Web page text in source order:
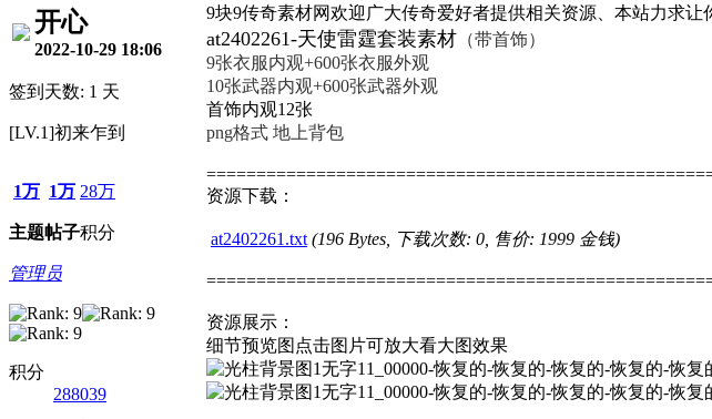
开心
2022-10-29 18:06
签到天数: 1 天
[LV.1]初来乍到
1万
主题
1万
帖子
28万
积分
管理员
积分
288039
9块9传奇素材网欢迎广大传奇爱好者提供相关资源、本站力求让
at2402261-天使雷霆套装素材 （带首饰）
9张衣服内观+600张衣服外观
10张武器内观+600张武器外观
首饰内观12张
png格式 地上背包
资源下载：
at2402261.txt (196 Bytes, 下载次数: 0, 售价: 1999 金钱)
资源展示：
细节预览图点击图片可放大看大图效果